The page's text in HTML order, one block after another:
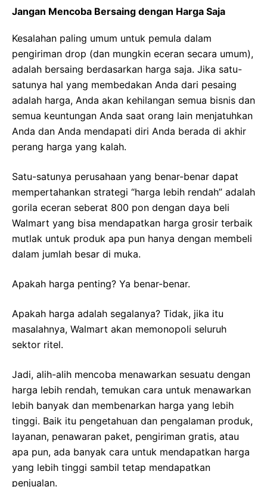
Jangan Mencoba Bersaing dengan Harga Saja
Kesalahan paling umum untuk pemula dalam
pengiriman drop (dan mungkin eceran secara umum),
adalah bersaing berdasarkan harga saja. Jika satu-
satunya hal yang membedakan Anda dari pesaing
adalah harga, Anda akan kehilangan semua bisnis dan
semua keuntungan Anda saat orang lain menjatuhkan
Anda dan Anda mendapati diri Anda berada di akhir
perang harga yang kalah.
Satu-satunya perusahaan yang benar-benar dapat
mempertahankan strategi “harga lebih rendah” adalah
gorila eceran seberat 800 pon dengan daya beli
Walmart yang bisa mendapatkan harga grosir terbaik
mutlak untuk produk apa pun hanya dengan membeli
dalam jumlah besar di muka.
Apakah harga penting? Ya benar-benar.
Apakah harga adalah segalanya? Tidak, jika itu
masalahnya, Walmart akan memonopoli seluruh
sektor ritel.
Jadi, alih-alih mencoba menawarkan sesuatu dengan
harga lebih rendah, temukan cara untuk menawarkan
lebih banyak dan membenarkan harga yang lebih
tinggi. Baik itu pengetahuan dan pengalaman produk,
layanan, penawaran paket, pengiriman gratis, atau
apa pun, ada banyak cara untuk mendapatkan harga
yang lebih tinggi sambil tetap mendapatkan
penjualan.